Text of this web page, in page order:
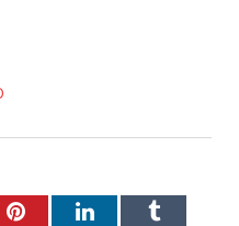
PinterestLinkedInTumblr